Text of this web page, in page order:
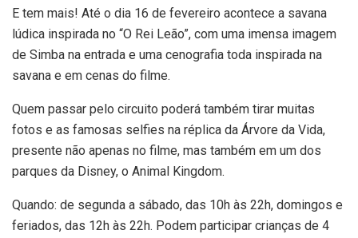
E tem mais! Até o dia 16 de fevereiro acontece a savana
lúdica inspirada no “O Rei Leão”, com uma imensa imagem
de Simba na entrada e uma cenografia toda inspirada na
savana e em cenas do filme.
Quem passar pelo circuito poderá também tirar muitas
fotos e as famosas selfies na réplica da Árvore da Vida,
presente não apenas no filme, mas também em um dos
parques da Disney, o Animal Kingdom.
Quando: de segunda a sábado, das 10h às 22h, domingos e
feriados, das 12h às 22h. Podem participar crianças de 4